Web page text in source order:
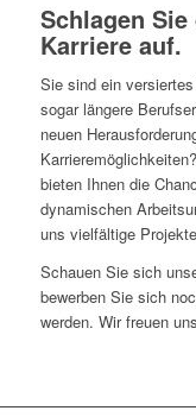
Schlagen
Karriere auf.
Sie sind ein
sogar längere
neuen
bieten Ihnen die
dynamischen
uns vielfältige
Schauen Sie sich
bewerben Sie sich
werden. Wir freuen